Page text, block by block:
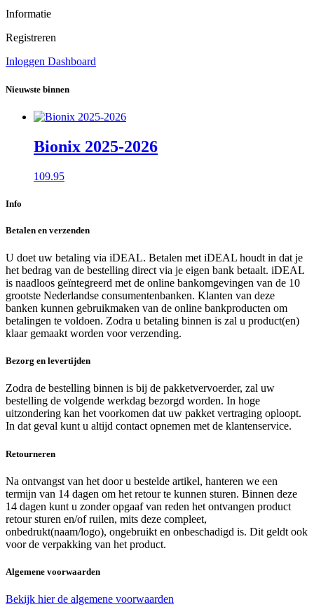
Informatie
Registreren
Inloggen Dashboard
Nieuwste binnen
Bionix 2025-2026
109.95
Info
Betalen en verzenden
U doet uw betaling via iDEAL. Betalen met iDEAL houdt in dat je
het bedrag van de bestelling direct via je eigen bank betaalt. iDEAL
is naadloos geïntegreerd met de online bankomgevingen van de 10
grootste Nederlandse consumentenbanken. Klanten van deze
banken kunnen gebruikmaken van de online bankproducten om
betalingen te voldoen. Zodra u betaling binnen is zal u product(en)
klaar gemaakt worden voor verzending.
Bezorg en levertijden
Zodra de bestelling binnen is bij de pakketvervoerder, zal uw
bestelling de volgende werkdag bezorgd worden. In hoge
uitzondering kan het voorkomen dat uw pakket vertraging oploopt.
In dat geval kunt u altijd contact opnemen met de klantenservice.
Retourneren
Na ontvangst van het door u bestelde artikel, hanteren we een
termijn van 14 dagen om het retour te kunnen sturen. Binnen deze
14 dagen kunt u zonder opgaaf van reden het ontvangen product
retour sturen en/of ruilen, mits deze compleet,
onbedrukt(naam/logo), ongebruikt en onbeschadigd is. Dit geldt ook
voor de verpakking van het product.
Algemene voorwaarden
Bekijk hier de algemene voorwaarden